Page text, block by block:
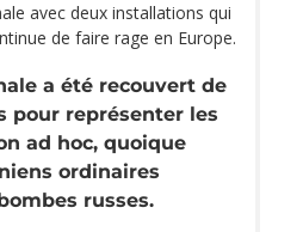
avec deux installations qui
de faire rage en Europe.
a été recouvert de
pour représenter les
ad hoc, quoique
ordinaires
russes.